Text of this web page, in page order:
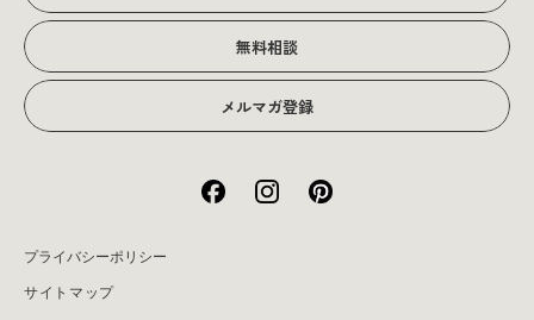
無料相談
メルマガ登録
プライバシーポリシー
サイトマップ